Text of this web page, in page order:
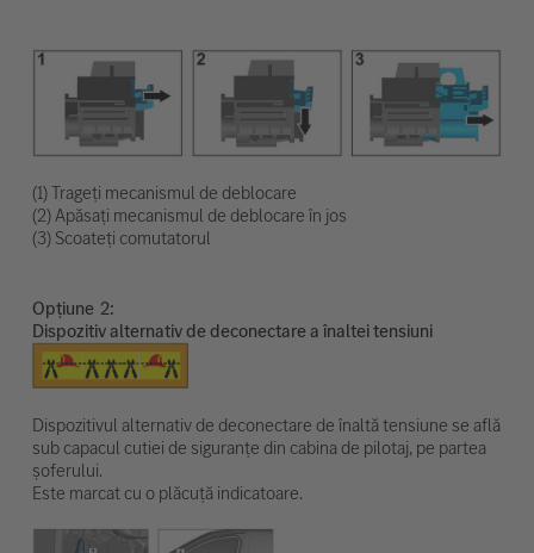
(1) Trageți mecanismul de deblocare
(2) Apăsați mecanismul de deblocare în jos
(3) Scoateți comutatorul
Opțiune
Dispozitiv alternativ de deconectare a înaltei tensiuni
Dispozitivul alternativ de deconectare de înaltă tensiune se află
sub capacul cutiei de siguranțe din cabina de pilotaj, pe partea
șoferului.
Este marcat cu o plăcuță indicatoare.